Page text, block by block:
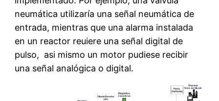
neumática utilizaría una señal neumática de
entrada, mientras que una alarma instalada
en un reactor reuiere una señal digital de
pulso, asi mismo un motor pudiese recibir
una señal analógica o digital.